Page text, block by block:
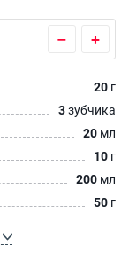
– +
20 г
3зубчика
20 мл
10 г
200 мл
50 г